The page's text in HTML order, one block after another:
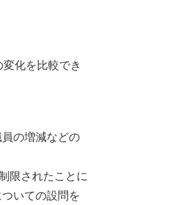
化を比較でき
の増減などの
限されたことに
いての設問を